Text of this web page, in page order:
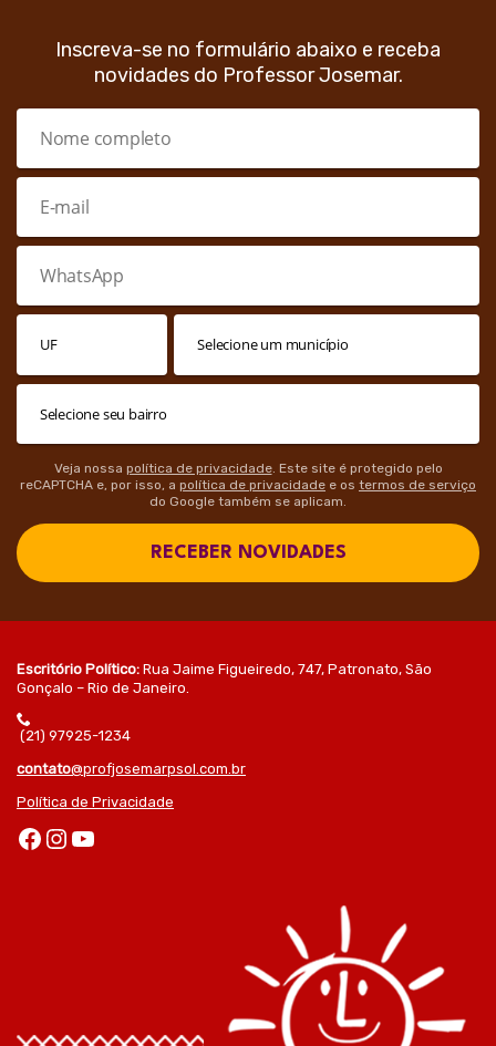
Inscreva-se no formulário abaixo e receba
novidades do Professor Josemar.
Veja nossa política de privacidade. Este site é protegido pelo
reCAPTCHA e, por isso, a política de privacidade e os termos de serviço
do Google também se aplicam.
RECEBER NOVIDADES
Escritório Político: Rua Jaime Figueiredo, 747, Patronato, São
Gonçalo – Rio de Janeiro.
(21) 97925-1234
contato@profjosemarpsol.com.br
Política de Privacidade
Facebook Instagram Youtube